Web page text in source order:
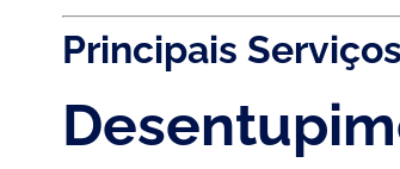
Principais